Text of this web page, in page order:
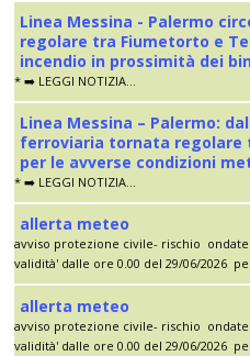
Linea Messina - Palermo
regolare tra Fiumetorto e
incendio in prossimità dei
* ➡️ LEGGI NOTIZIA...
Linea Messina – Palermo:
ferroviaria tornata regolare
per le avverse condizioni
* ➡️ LEGGI NOTIZIA...
allerta meteo
avviso protezione civile- rischio
validità' dalle ore 0.00 del 29/06/2026
allerta meteo
avviso protezione civile- rischio
validità' dalle ore 0.00 del 29/06/2026